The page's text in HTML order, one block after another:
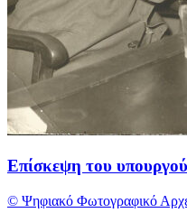
Επίσκεψη του
© Ψηφιακό Φωτογραφικό